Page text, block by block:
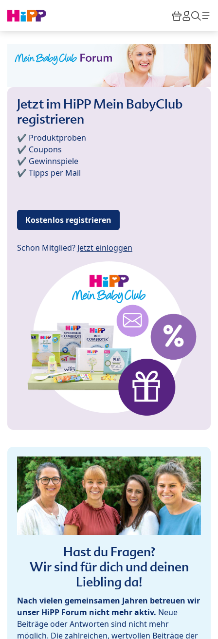
HiPP
Jetzt im HiPP Mein BabyClub
registrieren
✔️ Produktproben
✔️ Coupons
✔️ Gewinnspiele
✔️ Tipps per Mail
Kostenlos registrieren
Schon Mitglied? Jetzt einloggen
Hast du Fragen?
Wir sind für dich und deinen
Liebling da!
Nach vielen gemeinsamen Jahren betreuen wir
unser HiPP Forum nicht mehr aktiv. Neue
Beiträge oder Antworten sind nicht mehr
möglich. Die zahlreichen, wertvollen Beiträge der